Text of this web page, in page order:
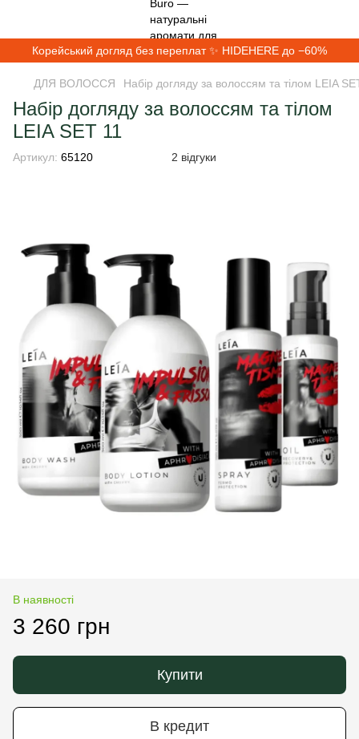
Корейський догляд без переплат ✨ HIDEHERE до −60%
ДЛЯ ВОЛОССЯ Набір догляду за волоссям та тілом LEIA
Набір догляду за волоссям та тілом
LEIA SET 11
Артикул: 65120 2 відгуки
В наявності
3 260 грн
Купити
В кредит